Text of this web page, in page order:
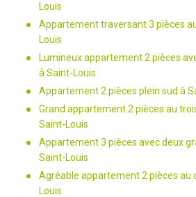
Louis
Appartement traversant 3 pièces
Louis
Lumineux appartement 2 pièces
à Saint-Louis
Appartement 2 pièces plein sud à
Grand appartement 2 pièces au
Saint-Louis
Appartement 3 pièces avec deux
Saint-Louis
Agréable appartement 2 pièces au
Louis